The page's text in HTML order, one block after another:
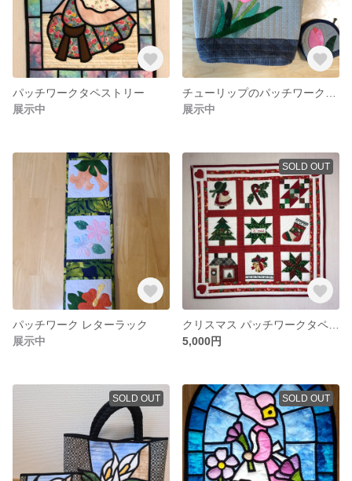
パッチワークタペストリー
展示中
展示中
パッチワーク レターラック
展示中
SOLD OUT
5,000円
SOLD OUT SOLD OUT